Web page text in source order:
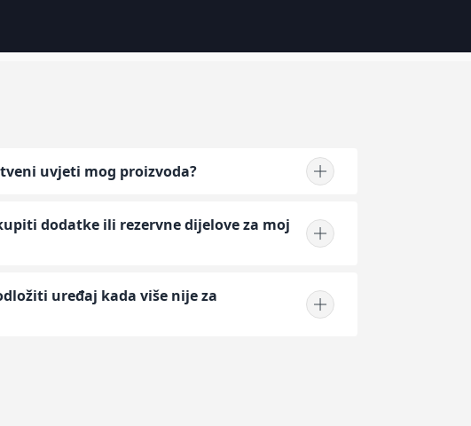
uvjeti mog proizvoda?
dodatke ili rezervne dijelove za moj
uređaj kada više nije za